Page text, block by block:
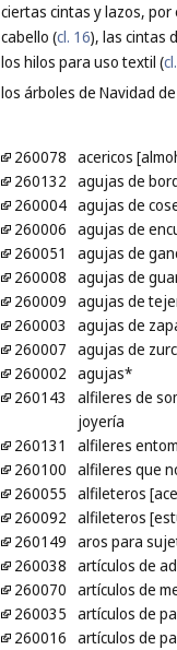
ciertas cintas y lazos,
cabello (cl. 16), las cintas
los hilos para uso textil (
los árboles de Navidad
260078 acericos
260132 agujas de
260004 agujas de
260006 agujas de
260051
agujas de
260008 agujas de
260009 agujas de
260003
agujas de
260007 agujas de
260002 agujas*
260143
alfileres de
joyería
260131
alfileres
260100 alfileres que
260055 alfileteros
260092 alfileteros
260149 aros para
260038 artículos de
260070 artículos de
260035 artículos de
260016 artículos de